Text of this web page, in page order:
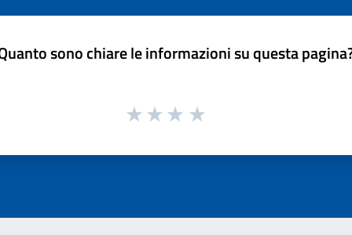
sono chiare le informazioni su questa